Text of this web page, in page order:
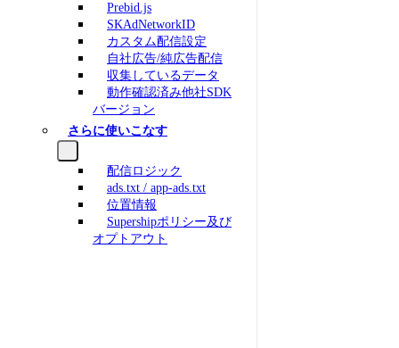
Prebid.js
SKAdNetworkID
カスタム配信設定
自社広告/純広告配信
収集しているデータ
動作確認済み他社SDK
バージョン
さらに使いこなす
配信ロジック
ads.txt / app-ads.txt
位置情報
Supershipポリシー及び
オプトアウト